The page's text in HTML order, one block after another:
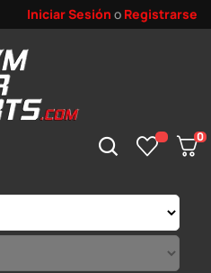
Iniciar Sesión o Registrarse
0